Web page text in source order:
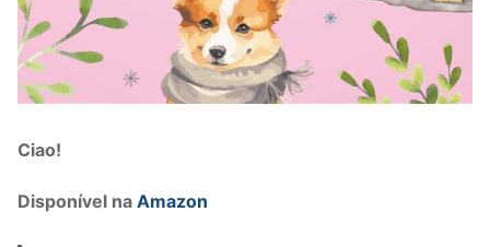
Ciao!
Disponível na Amazon